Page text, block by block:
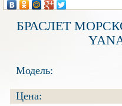
БРАСЛЕТ
Модель:
Цена: